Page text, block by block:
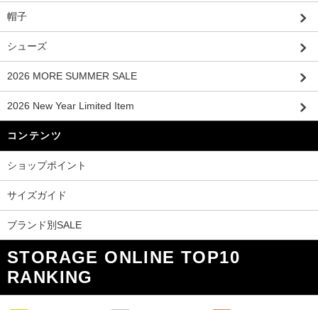
帽子
シューズ
2026 MORE SUMMER SALE
2026 New Year Limited Item
コンテンツ
ショップポイント
サイズガイド
ブランド別SALE
STORAGE ONLINE TOP10
RANKING